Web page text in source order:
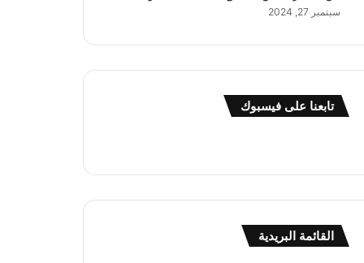
سبتمبر 27, 2024
تابعنا على فيسبوك
القائمة البريدية